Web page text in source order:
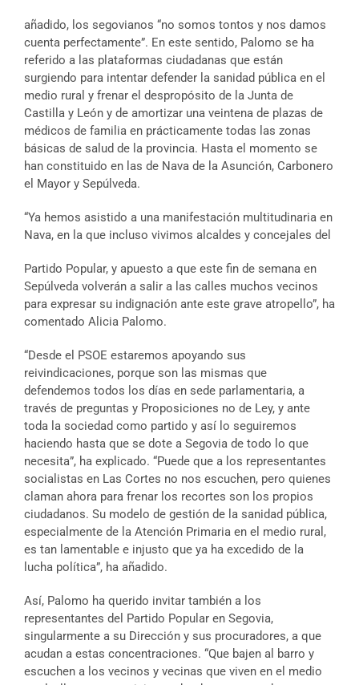
añadido, los segovianos “no somos tontos y nos damos
cuenta perfectamente”. En este sentido, Palomo se ha
referido a las plataformas ciudadanas que están
surgiendo para intentar defender la sanidad pública en el
medio rural y frenar el despropósito de la Junta de
Castilla y León y de amortizar una veintena de plazas de
médicos de familia en prácticamente todas las zonas
básicas de salud de la provincia. Hasta el momento se
han constituido en las de Nava de la Asunción, Carbonero
el Mayor y Sepúlveda.
“Ya hemos asistido a una manifestación multitudinaria en
Nava, en la que incluso vivimos alcaldes y concejales del
Partido Popular, y apuesto a que este fin de semana en
Sepúlveda volverán a salir a las calles muchos vecinos
para expresar su indignación ante este grave atropello”, ha
comentado Alicia Palomo.
“Desde el PSOE estaremos apoyando sus
reivindicaciones, porque son las mismas que
defendemos todos los días en sede parlamentaria, a
través de preguntas y Proposiciones no de Ley, y ante
toda la sociedad como partido y así lo seguiremos
haciendo hasta que se dote a Segovia de todo lo que
necesita”, ha explicado. “Puede que a los representantes
socialistas en Las Cortes no nos escuchen, pero quienes
claman ahora para frenar los recortes son los propios
ciudadanos. Su modelo de gestión de la sanidad pública,
especialmente de la Atención Primaria en el medio rural,
es tan lamentable e injusto que ya ha excedido de la
lucha política”, ha añadido.
Así, Palomo ha querido invitar también a los
representantes del Partido Popular en Segovia,
singularmente a su Dirección y sus procuradores, a que
acudan a estas concentraciones. “Que bajen al barro y
escuchen a los vecinos y vecinas que viven en el medio